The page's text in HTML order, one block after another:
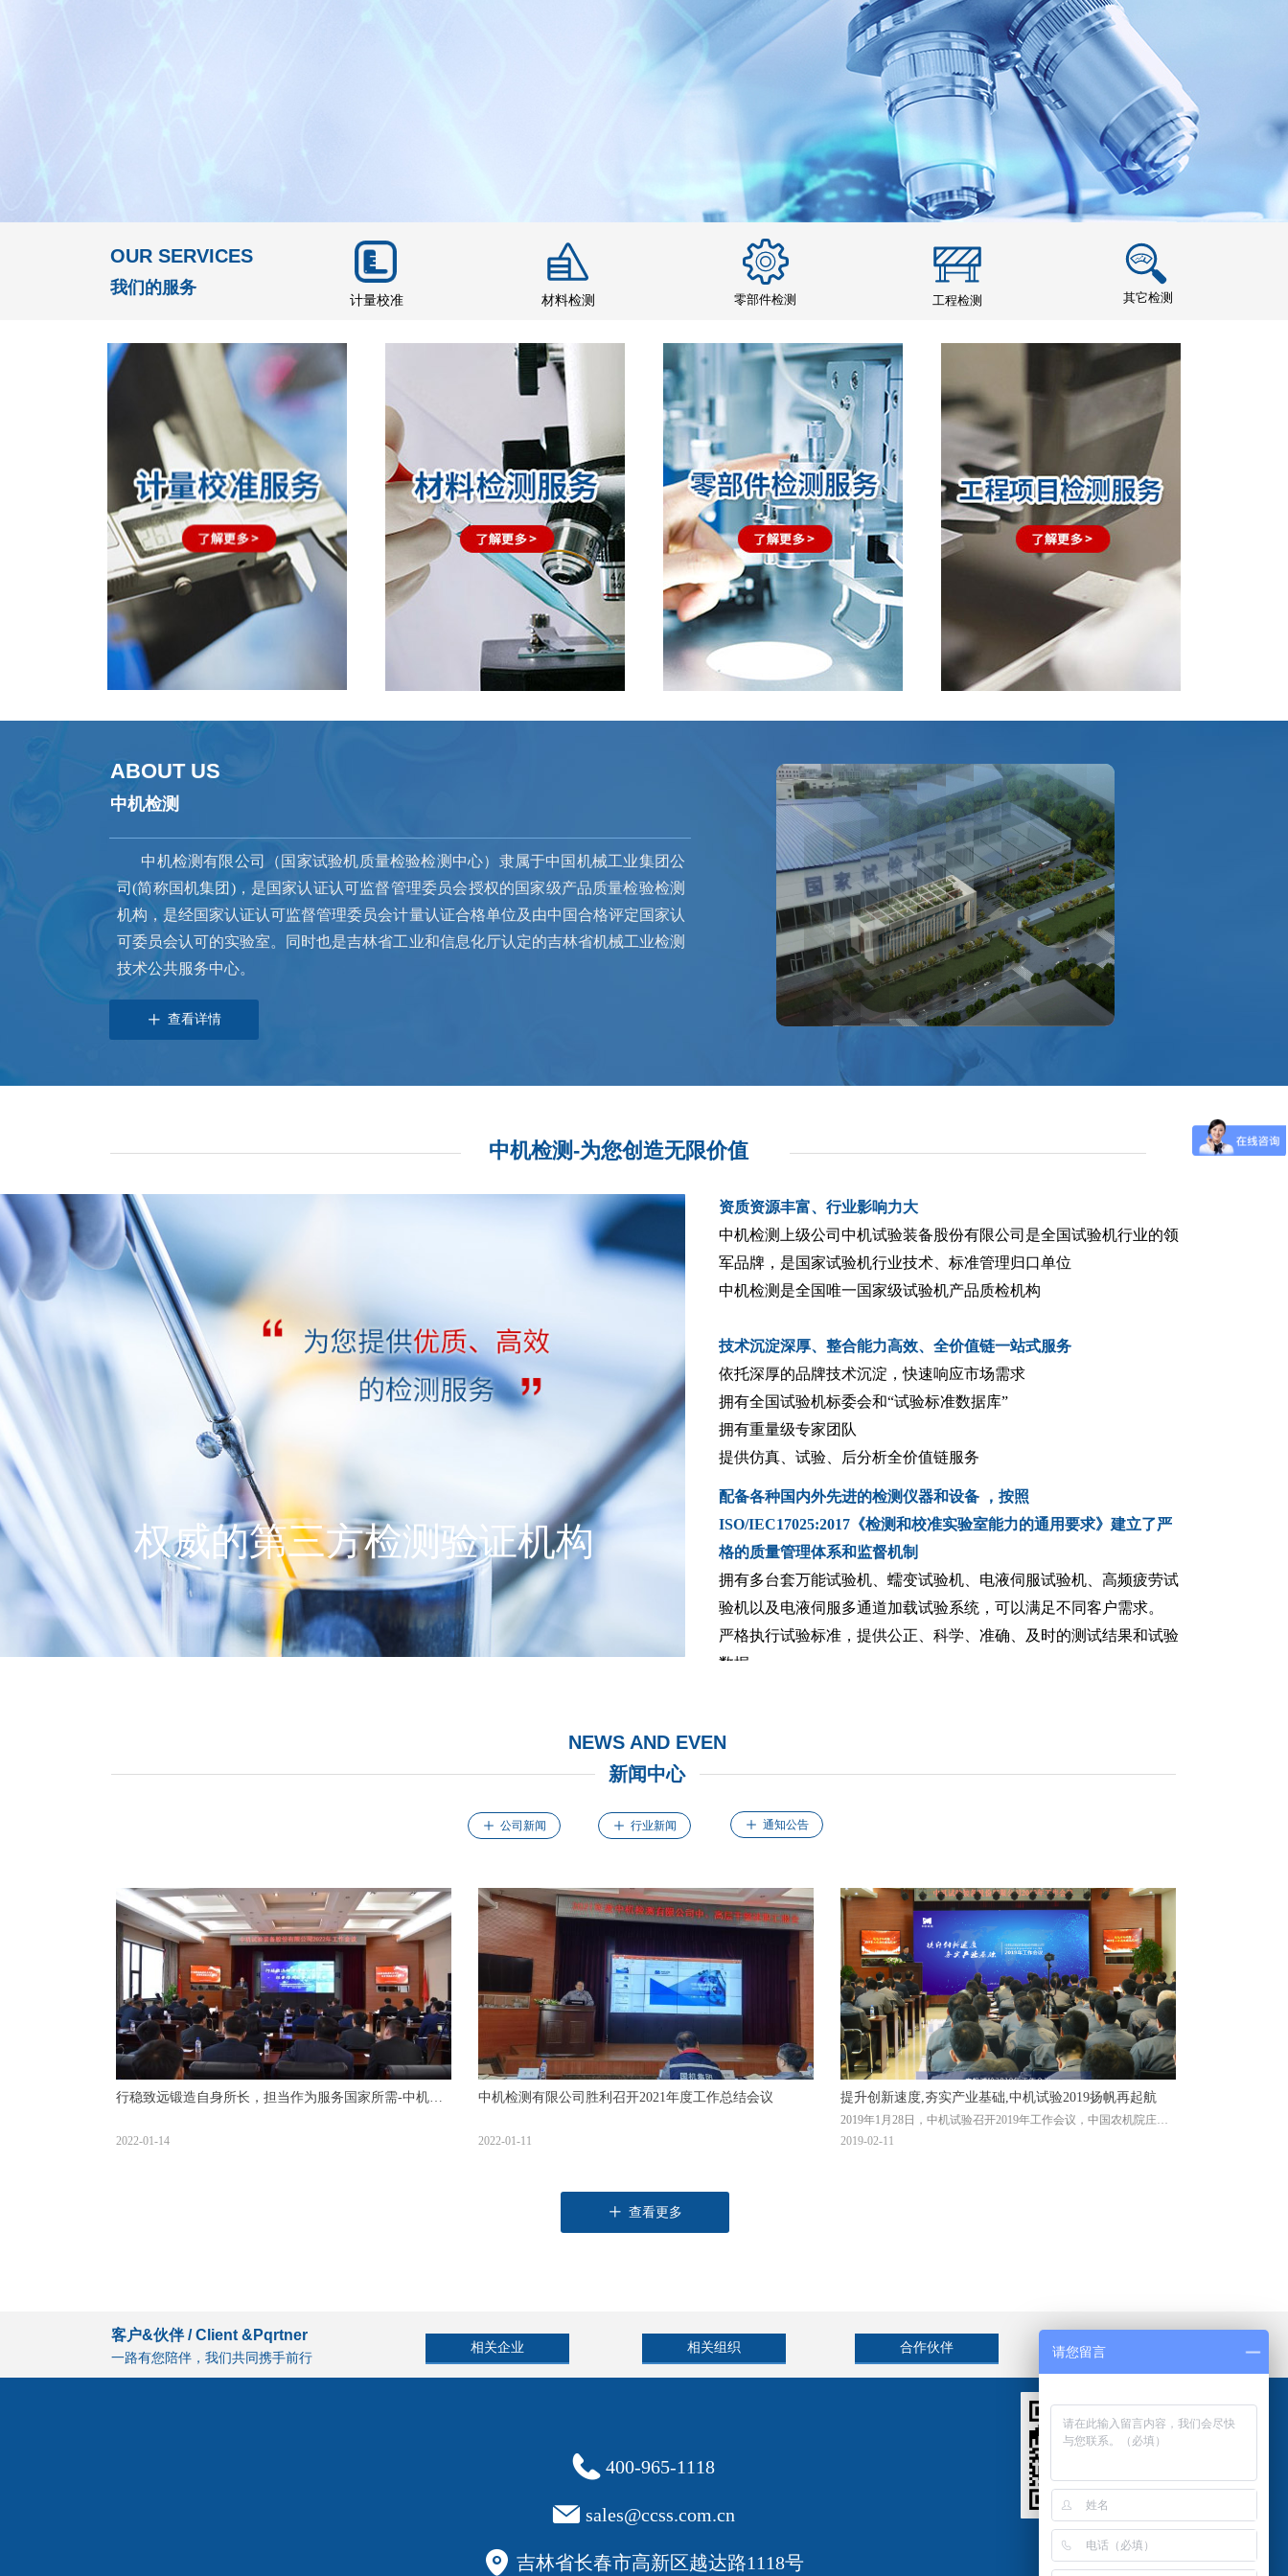
OUR SERVICES
我们的服务
计量校准 材料检测 零部件检测 工程检测 其它检测
ABOUT US
中机检测
ꄸ 查看详情
中机检测有限公司（国家试验机质量检验检测中心）隶属于中国机械工业集团公
司(简称国机集团)，是国家认证认可监督管理委员会授权的国家级产品质量检验检测
机构，是经国家认证认可监督管理委员会计量认证合格单位及由中国合格评定国家认
可委员会认可的实验室。同时也是吉林省工业和信息化厅认定的吉林省机械工业检测
技术公共服务中心。
中机检测-为您创造无限价值
资质资源丰富、行业影响力大
中机检测上级公司中机试验装备股份有限公司是全国试验机行业的领
军品牌，是国家试验机行业技术、标准管理归口单位
中机检测是全国唯一国家级试验机产品质检机构
技术沉淀深厚、整合能力高效、全价值链一站式服务
依托深厚的品牌技术沉淀，快速响应市场需求
拥有全国试验机标委会和“试验标准数据库”
拥有重量级专家团队
提供仿真、试验、后分析全价值链服务
配备各种国内外先进的检测仪器和设备 ，按照
ISO/IEC17025:2017《检测和校准实验室能力的通用要求》建立了严
格的质量管理体系和监督机制
拥有多台套万能试验机、蠕变试验机、电液伺服试验机、高频疲劳试
验机以及电液伺服多通道加载试验系统，可以满足不同客户需求。
严格执行试验标准，提供公正、科学、准确、及时的测试结果和试验
数据。
NEWS AND EVEN
新闻中心
ꄸ 公司新闻 ꄸ 行业新闻 ꄸ 通知公告
行稳致远锻造自身所长，担当作为服务国家所需-中机试
2022-01-14
中机检测有限公司胜利召开2021年度工作总结会议
2022-01-11
提升创新速度,夯实产业基础,中机试验2019扬帆再起航
2019年1月28日，中机试验召开2019年工作会议，中国农机院庄庆
伟副院长、中国农机院总经济师、中机试验党委书记、董事长马敬
2019-02-11
ꄸ 查看更多
权威的第三方检测验证机构
400-965-1118
sales@ccss.com.cn
吉林省长春市高新区越达路1118号
客户&伙伴 / Client &Pqrtner
一路有您陪伴，我们共同携手前行
相关企业 合作伙伴
相关组织 请您留言